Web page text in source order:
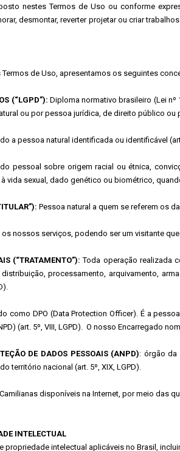
nestes Termos de Uso ou conforme
desmontar, reverter projetar ou criar
de Uso, apresentamos os seguintes
(“LGPD”): Diploma normativo brasileiro (Lei
ou por pessoa jurídica, de direito público ou
a pessoa natural identificada ou identificável
pessoal sobre origem racial ou étnica,
vida sexual, dado genético ou biométrico,
Pessoa natural a quem se referem os
nossos serviços, podendo ser um visitante
(“TRATAMENTO”):Toda operação realizada
processamento, arquivamento,
como DPO (Data Protection Officer). É a
(art. 5º, VIII, LGPD). O nosso Encarregado
DE DADOS PESSOAIS (ANPD): órgão da
território nacional (art. 5º, XIX, LGPD).
disponíveis na Internet, por meio das
INTELECTUAL
intelectual aplicáveis no Brasil,